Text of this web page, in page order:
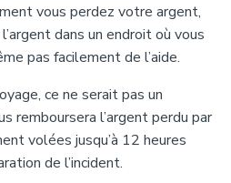
vous perdez votre argent,
dans un endroit où vous
pas facilement de l’aide.
ce ne serait pas un
remboursera l’argent perdu par
volées jusqu’à 12 heures
de l’incident.